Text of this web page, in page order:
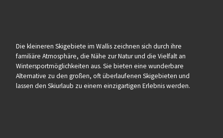
Die kleineren Skigebiete im Wallis zeichnen sich durch ihre
familiäre Atmosphäre, die Nähe zur Natur und die Vielfalt an
Wintersportmöglichkeiten aus. Sie bieten eine wunderbare
Alternative zu den großen, oft überlaufenen Skigebieten und
lassen den Skiurlaub zu einem einzigartigen Erlebnis werden.